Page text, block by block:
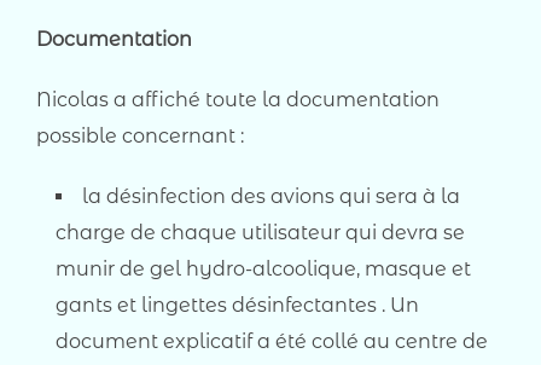
Documentation
Nicolas a affiché toute la documentation
possible concernant :
la désinfection des avions qui sera à la
charge de chaque utilisateur qui devra se
munir de gel hydro-alcoolique, masque et
gants et lingettes désinfectantes . Un
document explicatif a été collé au centre de